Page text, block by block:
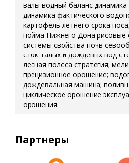
валы водный баланс
динамика фактического
картофель летнего срока
пойма Нижнего Дона рисовые
системы свойства почв
сток талых и дождевых вод
лесная полоса стратегия;
прецизионное орошение;
дождевальная машина;
циклическое орошение
орошения
Партнеры